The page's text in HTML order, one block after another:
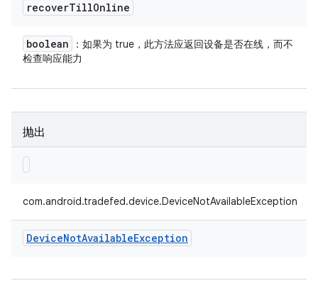
recoverTillOnline
boolean
：如果为 true，此方法应返回设备是否在线，而不
检查响应能力
抛出
com.android.tradefed.device.DeviceNotAvailableException
DeviceNotAvailableException